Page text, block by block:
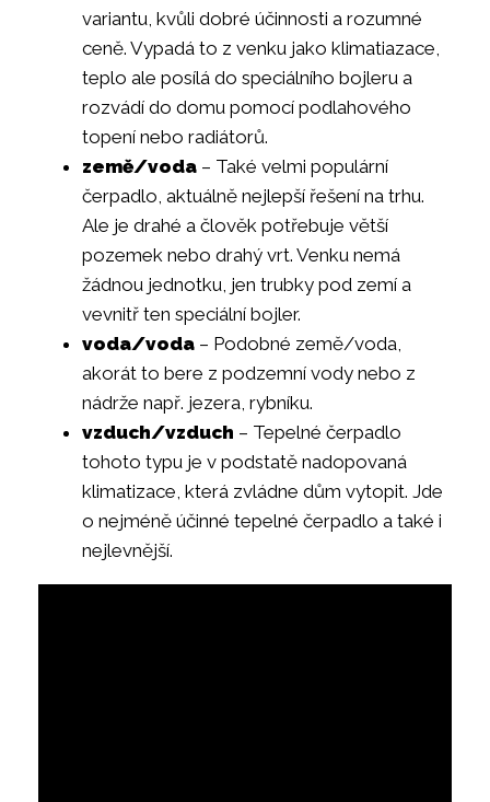
variantu, kvůli dobré účinnosti a rozumné
ceně. Vypadá to z venku jako klimatiazace,
teplo ale posílá do speciálního bojleru a
rozvádí do domu pomocí podlahového
topení nebo radiátorů.
země/voda – Také velmi populární
čerpadlo, aktuálně nejlepší řešení na trhu.
Ale je drahé a člověk potřebuje větší
pozemek nebo drahý vrt. Venku nemá
žádnou jednotku, jen trubky pod zemí a
vevnitř ten speciální bojler.
voda/voda – Podobné země/voda,
akorát to bere z podzemní vody nebo z
nádrže např. jezera, rybníku.
vzduch/vzduch – Tepelné čerpadlo
tohoto typu je v podstatě nadopovaná
klimatizace, která zvládne dům vytopit. Jde
o nejméně účinné tepelné čerpadlo a také i
nejlevnější.